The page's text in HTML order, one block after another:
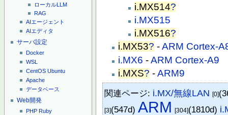
ローカルLLM
RAG
AIエージェント
AIエディタ
サーバ設定
Docker
WSL
CentOS Ubuntu
Apache
データベース
Web開発
PHP Ruby
i.MX514?
i.MX515
i.MX516?
i.MX53? -ARM Cortex-
i.MX6 -ARM Cortex-A9
i.MXS? -ARM9
関連ページ: i.MX/無線LAN [0]
[3](547d)ARM [304](1810d)